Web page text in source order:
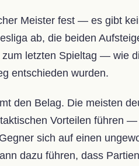
Meister fest — es gibt
ab, die beiden
letzten Spieltag — wie
entschieden wurden.
den Belag. Die meisten
Vorteilen führen
sich auf einen
dazu führen, dass